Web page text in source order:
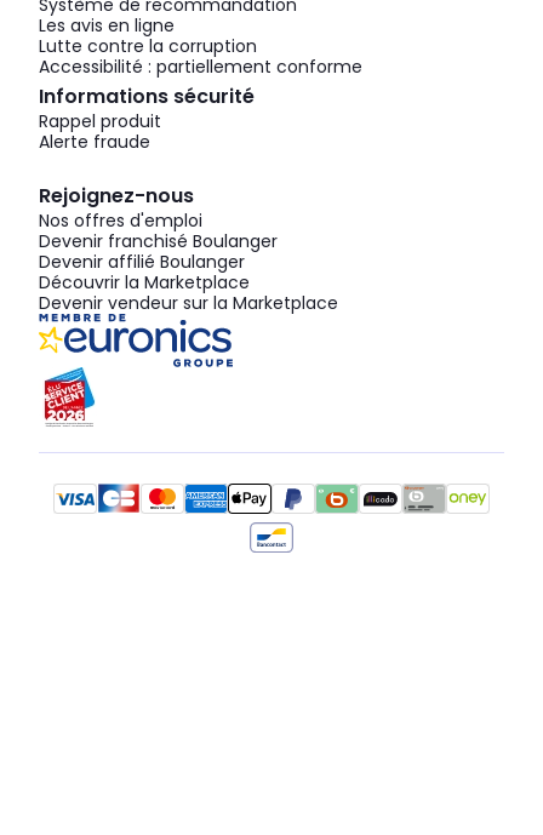
Système de recommandation
Les avis en ligne
Lutte contre la corruption
Accessibilité : partiellement conforme
Informations sécurité
Rappel produit
Alerte fraude
Rejoignez-nous
Nos offres d'emploi
Devenir franchisé Boulanger
Devenir affilié Boulanger
Découvrir la Marketplace
Devenir vendeur sur la Marketplace